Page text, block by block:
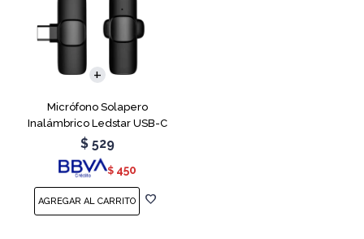
Micrófono Solapero
Inalámbrico Ledstar USB-C
$ 529
$ 450